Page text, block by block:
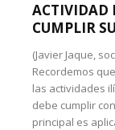
ACTIVIDAD
CUMPLIR
(Javier Jaque,
Recordemos
las actividades
debe cumplir
principal es